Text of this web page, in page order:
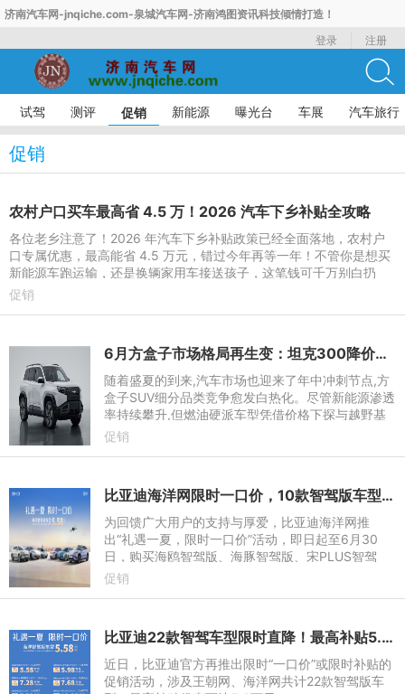
济南汽车网-jnqiche.com-泉城汽车网-济南鸿图资讯科技倾情打造！
登录
注册
试驾 测评 促销 新能源 曝光台 车展 汽车旅行
促销
农村户口买车最高省 4.5 万！2026 汽车下乡补贴全攻略
各位老乡注意了！2026 年汽车下乡补贴政策已经全面落地，农村户
口专属优惠，最高能省 4.5 万元，错过今年再等一年！不管你是想买
新能源车跑运输，还是换辆家用车接送孩子，这笔钱可千万别白扔
了！一、农村户口凭啥多
促销
6月方盒子市场格局再生变：坦克300降价守市，钛3“跨界”夺魁
随着盛夏的到来,汽车市场也迎来了年中冲刺节点,方
盒子SUV细分品类竞争愈发白热化。尽管新能源渗透
率持续攀升,但燃油硬派车型凭借价格下探与越野基
因仍占据一席之地,形成“新能源插混/纯电与燃油车型
促销
比亚迪海洋网限时一口价，10款智驾版车型5.58万起
为回馈广大用户的支持与厚爱，比亚迪海洋网推
出“礼遇一夏，限时一口价”活动，即日起至6月30
日，购买海鸥智驾版、海豚智驾版、宋PLUS智驾
版、海豹06DM-i智驾版等10款智驾版车型，即可享
促销
比亚迪22款智驾车型限时直降！最高补贴5.3万元，王朝/海洋网齐发力
近日，比亚迪官方再推出限时“一口价”或限时补贴的
促销活动，涉及王朝网、海洋网共计22款智驾版车